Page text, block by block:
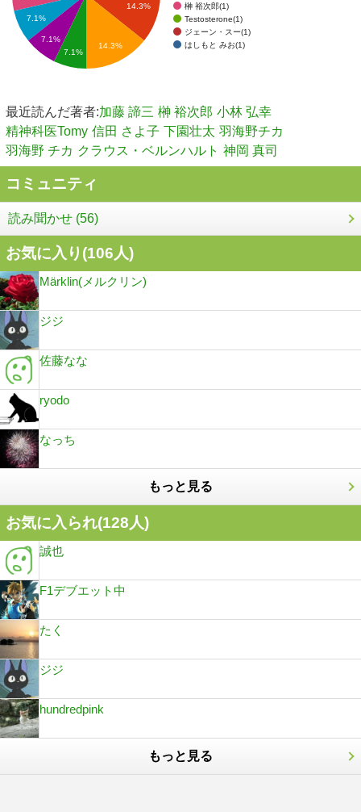
榊 裕次郎(1)
Testosterone(1)
ジェーン・スー(1)
はしもと みお(1)
14.3%
7.1%
7.1%
7.1%
14.3%
最近読んだ著者:加藤 諦三 榊 裕次郎 小林 弘幸
精神科医Tomy 信田 さよ子 下園壮太 羽海野チカ
羽海野 チカ クラウス・ベルンハルト 神岡 真司
コミュニティ
読み聞かせ (56)
お気に入り(106人)
Märklin(メルクリン)
ジジ
佐藤なな
ryodo
なっち
もっと見る
お気に入られ(128人)
誠也
F1デブエット中
たく
ジジ
hundredpink
もっと見る